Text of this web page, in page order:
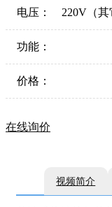
电压： 220V（其
功能：
价格：
在线询价
视频简介